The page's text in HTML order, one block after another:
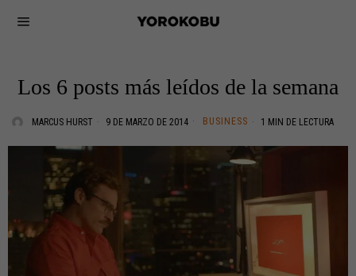
Los 6 posts más leídos de la semana
MARCUS HURST 9 DE MARZO DE 2014 BUSINESS 1 MIN DE LECTURA